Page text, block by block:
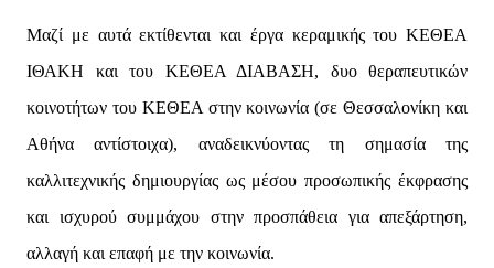
Μαζί με αυτά εκτίθενται και έργα κεραμικής του ΚΕΘΕΑ
ΙΘΑΚΗ και του ΚΕΘΕΑ ΔΙΑΒΑΣΗ, δυο θεραπευτικών
κοινοτήτων του ΚΕΘΕΑ στην κοινωνία (σε Θεσσαλονίκη και
Αθήνα αντίστοιχα), αναδεικνύοντας τη σημασία της
καλλιτεχνικής δημιουργίας ως μέσου προσωπικής έκφρασης
και ισχυρού συμμάχου στην προσπάθεια για απεξάρτηση,
αλλαγή και επαφή με την κοινωνία.